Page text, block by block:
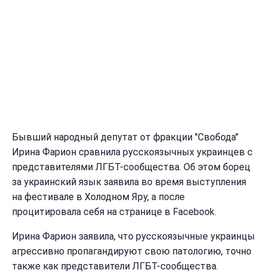
Бывший народный депутат от фракции "Свобода"
Ирина Фарион сравнила русскоязычных украинцев с
представителями ЛГБТ-сообщества. Об этом борец
за украинский язык заявила во время выступления
на фестивале в Холодном Яру, а после
процитировала себя на странице в Facebook.
Ирина Фарион заявила, что русскоязычные украинцы
агрессивно пропагандируют свою патологию, точно
также как представители ЛГБТ-сообщества.